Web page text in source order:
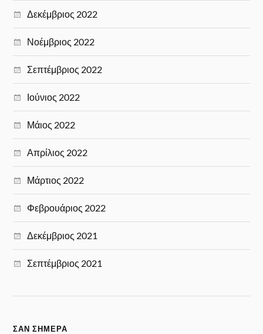
Δεκέμβριος 2022
Νοέμβριος 2022
Σεπτέμβριος 2022
Ιούνιος 2022
Μάιος 2022
Απρίλιος 2022
Μάρτιος 2022
Φεβρουάριος 2022
Δεκέμβριος 2021
Σεπτέμβριος 2021
ΣΑΝ ΣΉΜΕΡΑ